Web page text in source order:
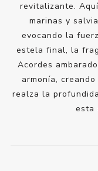
revitalizante.
marinas y
evocando la
estela final, la
Acordes
armonía,
realza la
esta